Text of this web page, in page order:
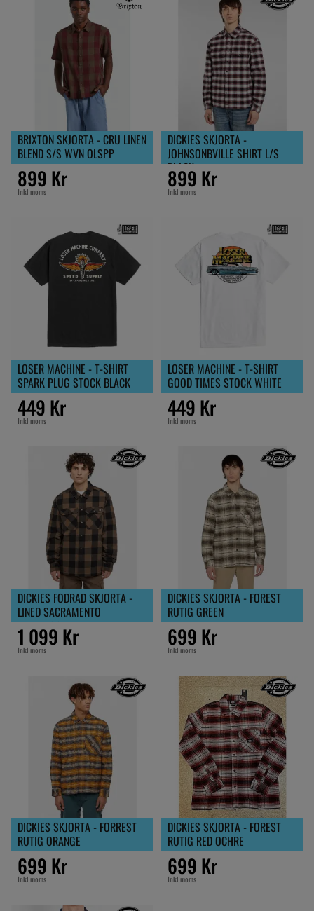
BRIXTON SKJORTA - CRU LINEN
BLEND S/S WVN OLSPP
899 Kr
Inkl moms
DICKIES SKJORTA -
JOHNSONBVILLE SHIRT L/S
BLACK
899 Kr
Inkl moms
LOSER MACHINE - T-SHIRT
SPARK PLUG STOCK BLACK
449 Kr
Inkl moms
LOSER MACHINE - T-SHIRT
GOOD TIMES STOCK WHITE
449 Kr
Inkl moms
DICKIES FODRAD SKJORTA -
LINED SACRAMENTO
MUSHROOM
1 099 Kr
Inkl moms
DICKIES SKJORTA - FOREST
RUTIG GREEN
699 Kr
Inkl moms
DICKIES SKJORTA - FORREST
RUTIG ORANGE
699 Kr
Inkl moms
DICKIES SKJORTA - FOREST
RUTIG RED OCHRE
699 Kr
Inkl moms